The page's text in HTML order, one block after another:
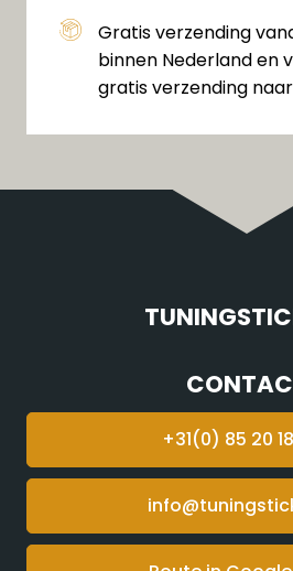
Gratis verzending
binnen Nederland en
gratis verzending
+31(0) 85 20